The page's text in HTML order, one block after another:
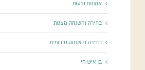
אמונות ודעות
בחירה והשגחה מצגות
בחירה והשגחה סיכומים
בן איש חי